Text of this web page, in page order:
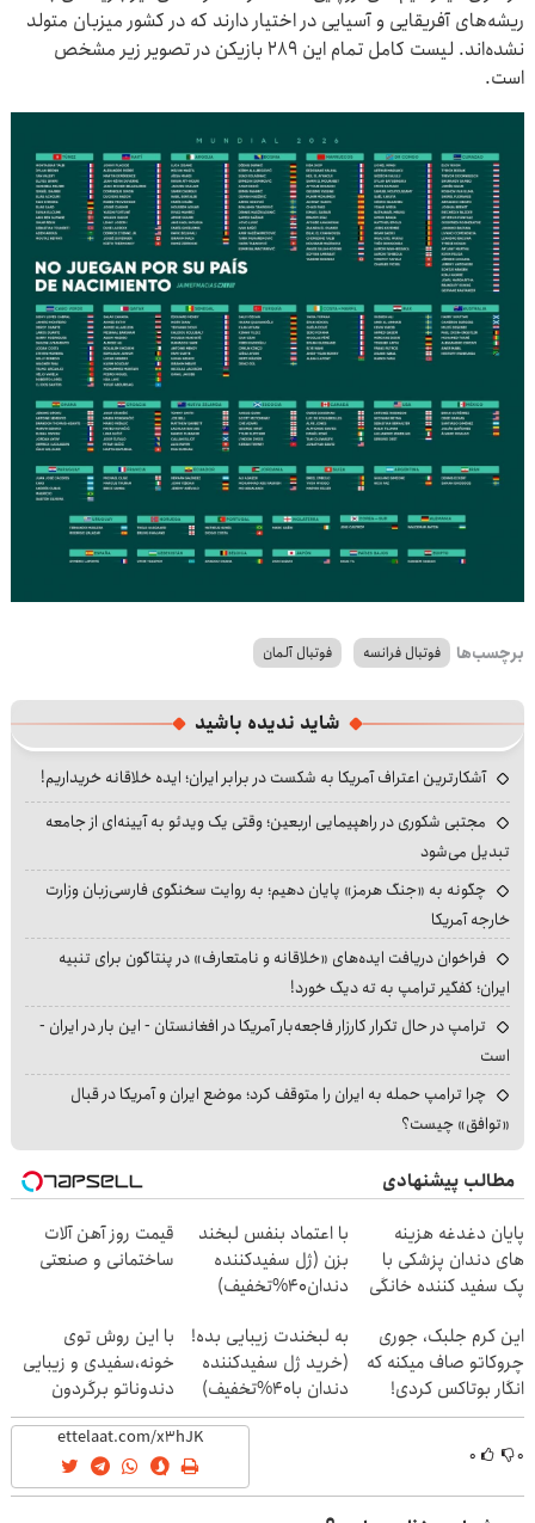
ریشه‌های آفریقایی و آسیایی در اختیار دارند که در کشور میزبان متولد
نشده‌اند. لیست کامل تمام این ۲۸۹ بازیکن در تصویر زیر مشخص
است.
برچسب‌ها فوتبال فرانسه فوتبال آلمان
شاید ندیده باشید
آشکارترین اعتراف آمریکا به شکست در برابر ایران؛ ایده خلاقانه خریداریم!
مجتبی شکوری در راهپیمایی اربعین؛ وقتی یک ویدئو به آیینه‌ای از جامعه
تبدیل می‌شود
چگونه به «جنگ هرمز» پایان دهیم؛ به روایت سخنگوی فارسی‌زبان وزارت
خارجه آمریکا
فراخوان دریافت ایده‌های «خلاقانه و نامتعارف» در پنتاگون برای تنبیه
ایران؛ کفگیر ترامپ به ته دیگ خورد!
ترامپ در حال تکرار کارزار فاجعه‌بار آمریکا در افغانستان - این بار در ایران -
است
چرا ترامپ حمله به ایران را متوقف کرد؛ موضع ایران و آمریکا در قبال
«توافق» چیست؟
مطالب پیشنهادی
پایان دغدغه هزینه
های دندان پزشکی با
پک سفید کننده خانگی
با اعتماد بنفس لبخند
بزن (ژل سفیدکننده
دندان40%تخفیف)
قیمت روز آهن آلات
ساختمانی و صنعتی
این کرم جلبک، جوری
چروکاتو صاف میکنه که
انگار بوتاکس کردی!
(تخفیف ویژه)
به لبخندت زیبایی بده!
(خرید ژل سفیدکننده
دندان با40%تخفیف)
با این روش توی
خونه،سفیدی و زیبایی
دندوناتو برگردون
(40%off)
۰ ۰